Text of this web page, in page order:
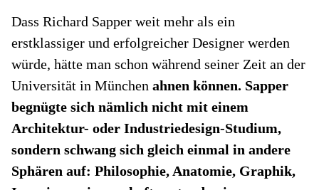
Dass Richard Sapper weit mehr als ein
erstklassiger und erfolgreicher Designer werden
würde, hätte man schon während seiner Zeit an der
Universität in München ahnen können. Sapper
begnügte sich nämlich nicht mit einem
Architektur- oder Industriedesign-Studium,
sondern schwang sich gleich einmal in andere
Sphären auf: Philosophie, Anatomie, Graphik,